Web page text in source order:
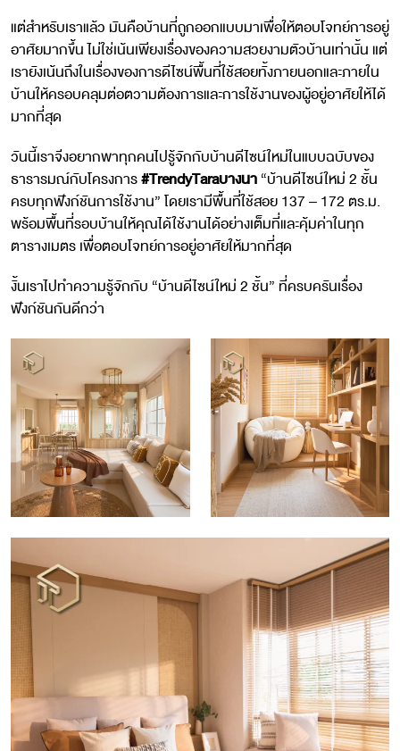
แต่สำหรับเราแล้ว มันคือบ้านที่ถูกออกแบบมาเพื่อให้ตอบโจทย์การอยู่
อาศัยมากขึ้น ไม่ใช่เน้นเพียงเรื่องของความสวยงามตัวบ้านเท่านั้น แต่
เรายังเน้นถึงในเรื่องของการดีไซน์พื้นที่ใช้สอยทั้งภายนอกและภายใน
บ้านให้ครอบคลุมต่อตวามต้องการและการใช้งานของผู้อยู่อาศัยให้ได้
มากที่สุด
วันนี้เราจีงอยากพาทุกคนไปรู้จักกับบ้านดีไซน์ใหม่ในแบบฉบับของ
ธารารมณ์กับโครงการ#TrendyTaraบางนา“บ้านดีไซน์ใหม่ 2 ชั้น
ครบทุกฟังก์ชันการใช้งาน” โดยเรามีพื้นที่ใช้สอย 137 – 172 ตร.ม.
พร้อมพื้นที่รอบบ้านให้คุณได้ใช้งานได้อย่างเต็มที่และคุ้มค่าในทุก
ตารางเมตร เพื่อตอบโจทย์การอยู่อาศัยให้มากที่สุด
งั้นเราไปทำความรู้จักกับ “บ้านดีไซน์ใหม่ 2 ชั้น” ที่ครบครันเรื่อง
ฟังก์ชันกันดีกว่า